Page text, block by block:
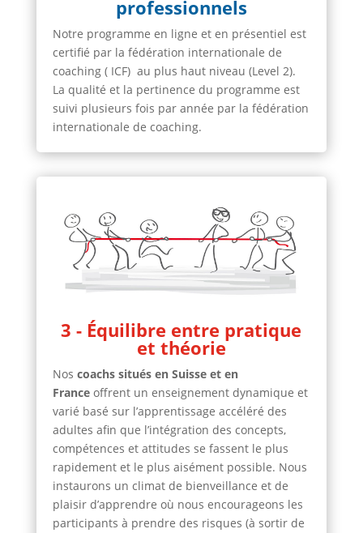
professionnels
Notre programme en ligne et en présentiel est
certifié par la fédération internationale de
coaching ( ICF) au plus haut niveau (Level 2).
La qualité et la pertinence du programme est
suivi plusieurs fois par année par la fédération
internationale de coaching.
3 - Équilibre entre pratique
et théorie
Nos coachs situés en Suisse et en
Franceoffrent un enseignement dynamique et
varié basé sur l’apprentissage accéléré des
adultes afin que l’intégration des concepts,
compétences et attitudes se fassent le plus
rapidement et le plus aisément possible. Nous
instaurons un climat de bienveillance et de
plaisir d’apprendre où nous encourageons les
participants à prendre des risques (à sortir de